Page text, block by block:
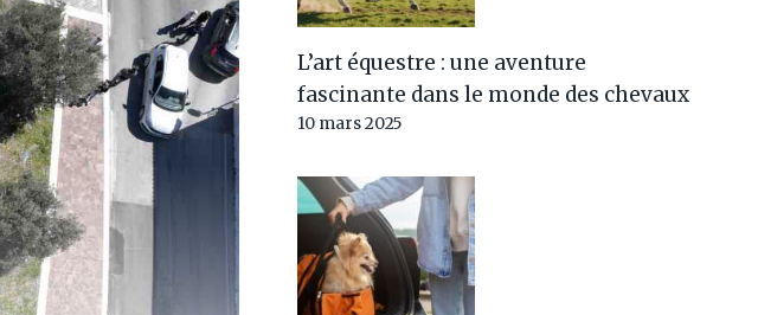
L’art équestre : une aventure
fascinante dans le monde des chevaux
10 mars 2025